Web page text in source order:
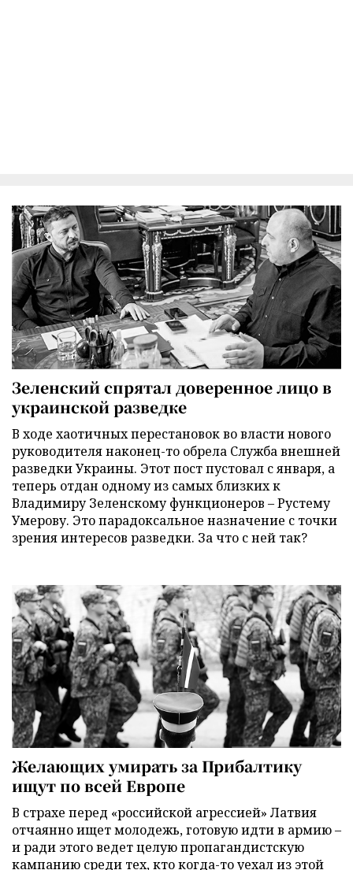
Зеленский спрятал доверенное лицо в
украинской разведке
В ходе хаотичных перестановок во власти нового
руководителя наконец-то обрела Служба внешней
разведки Украины. Этот пост пустовал с января, а
теперь отдан одному из самых близких к
Владимиру Зеленскому функционеров – Рустему
Умерову. Это парадоксальное назначение с точки
зрения интересов разведки. За что с ней так?
Желающих умирать за Прибалтику
ищут по всей Европе
В страхе перед «российской агрессией» Латвия
отчаянно ищет молодежь, готовую идти в армию –
и ради этого ведет целую пропагандистскую
кампанию среди тех, кто когда-то уехал из этой